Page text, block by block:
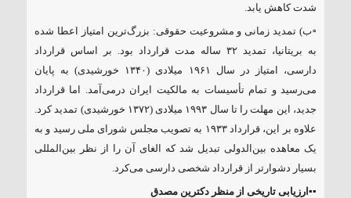
شدت کاهش یابد.
▫️ب) تمدید زمانی و مشروعیت حقوقی: بزرگ‌ترین امتیاز اعطا شده
به بریتانیا، تمدید ۳۲ ساله مدت قرارداد بود. بر اساس قرارداد
دارسی، امتیاز در سال ۱۹۶۱ میلادی (۱۳۴۰ خورشیدی) به پایان
می‌رسید و تمام تأسیسات به مالکیت ایران درمی‌آمد. اما قرارداد
جدید، این مهلت را تا سال ۱۹۹۳ میلادی (۱۳۷۲ خورشیدی) تمدید کرد.
علاوه بر این، قرارداد ۱۹۳۳ به تصویب مجلس شورای ملی رسید و به
یک معاهده بین‌الدولی تبدیل شد که الغای آن را از نظر بین‌المللی
بسیار دشوارتر از قرارداد شخصی دارسی می‌کرد.
▪️▪️ ارزیابی تاریخی از منظر دکترین مصدق